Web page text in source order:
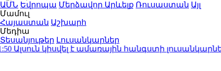
ԱՄՆ Եվրոպա Մերձավոր Արևելք Ռուսաստան Այլ
Մամուլ
Հայաստան Աշխարհ
Մեդիա
Տեսանյութեր Լուսանկարներ
կիսվել է ամառային հանգստի